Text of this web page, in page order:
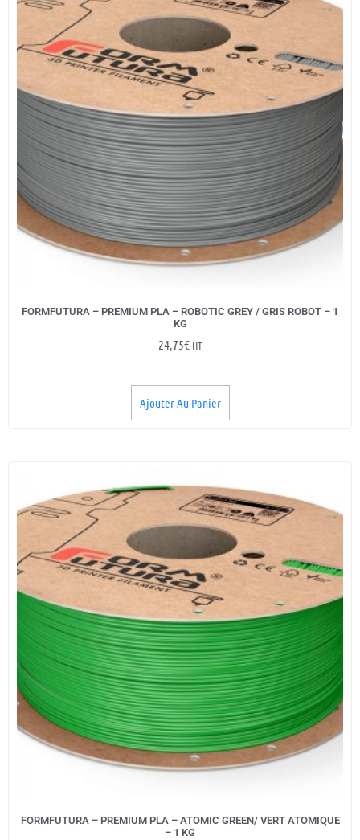
FORMFUTURA – PREMIUM PLA – ROBOTIC GREY / GRIS ROBOT – 1
KG
24,75€ HT
Ajouter Au Panier
FORMFUTURA – PREMIUM PLA – ATOMIC GREEN/ VERT ATOMIQUE
– 1 KG